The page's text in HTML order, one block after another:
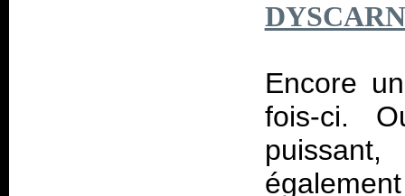
Encore
fois-ci.